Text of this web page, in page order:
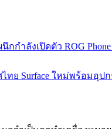
ผนึกกำลังเปิดตัว ROG
ไทย Surface ใหม่พร้อ